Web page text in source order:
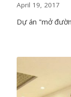
April 19, 2017
Dự án "mở